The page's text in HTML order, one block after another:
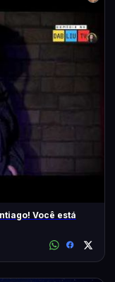
Você está